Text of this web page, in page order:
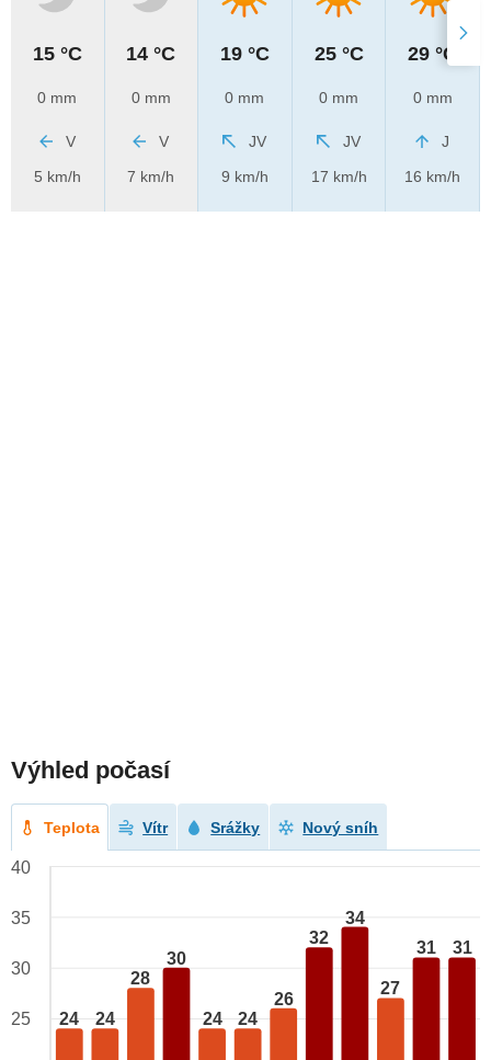
15 °C
0 mm
V
5 km/h
14 °C
0 mm
V
7 km/h
19 °C
0 mm
JV
9 km/h
25 °C
0 mm
JV
17 km/h
29 °C
0 mm
J
16 km/h
Výhled počasí
Teplota Vítr Srážky Nový sníh
24 24
28
30
24 24
26
32
34
27
31 31
40
35
30
25